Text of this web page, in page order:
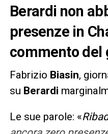
Berardi non
presenze in
commento del
Fabrizio Biasin,
su Berardi
Le sue parole: «